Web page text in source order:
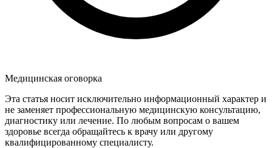
Медицинская оговорка
Эта статья носит исключительно информационный характер и
не заменяет профессиональную медицинскую консультацию,
диагностику или лечение. По любым вопросам о вашем
здоровье всегда обращайтесь к врачу или другому
квалифицированному специалисту.